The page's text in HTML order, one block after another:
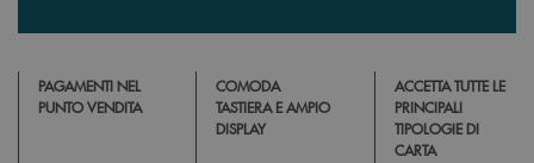
PAGAMENTI NEL
PUNTO VENDITA
COMODA
TASTIERA E AMPIO
DISPLAY
ACCETTA TUTTE LE
PRINCIPALI
TIPOLOGIE DI
CARTA